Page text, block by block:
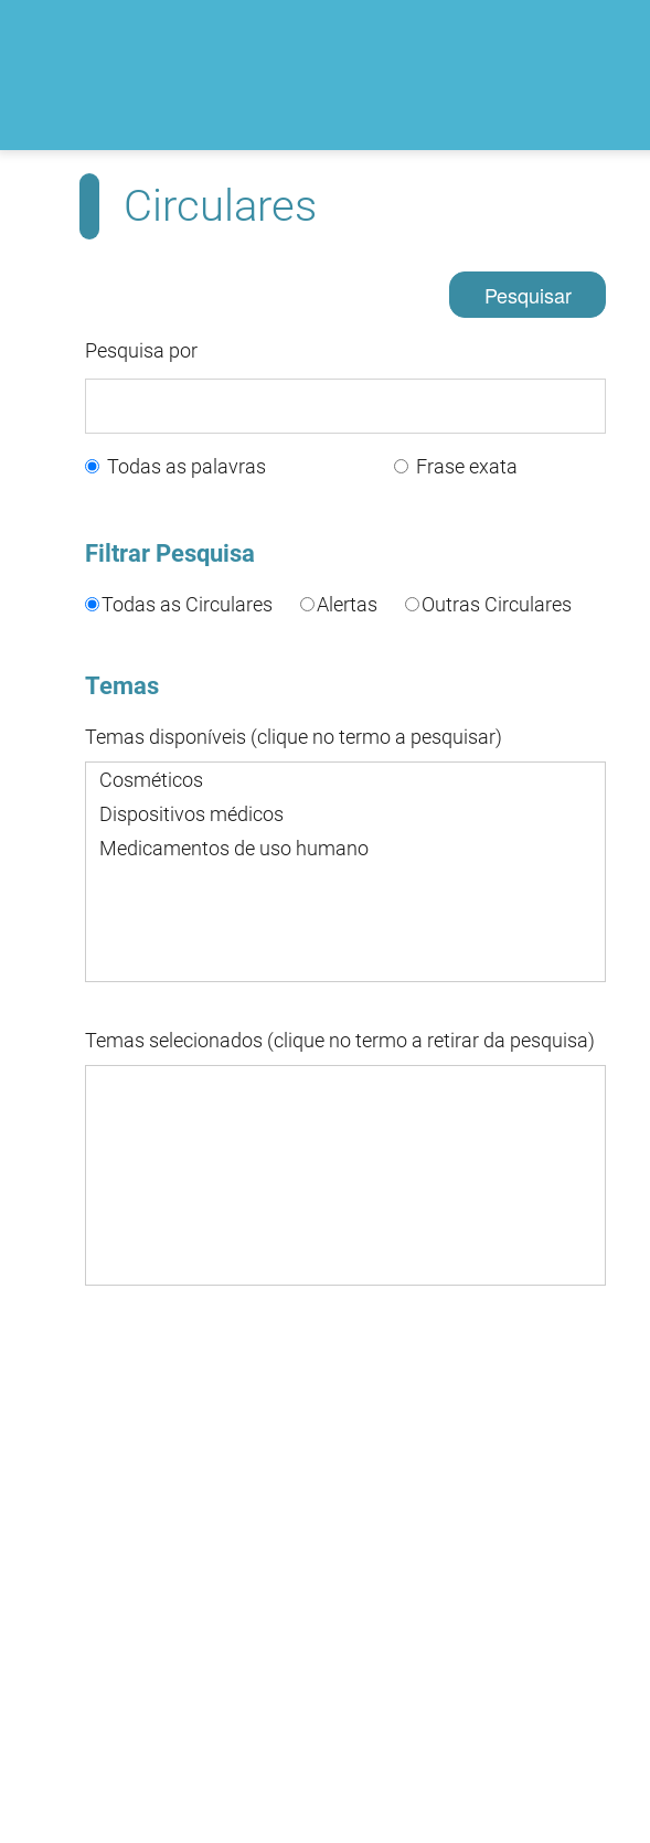
Circulares
Pesquisar
Pesquisa por
Todas as palavras Frase exata
Filtrar Pesquisa
Todas as Circulares Alertas Outras Circulares
Temas
Temas disponíveis (clique no termo a pesquisar)
Cosméticos
Dispositivos médicos
Medicamentos de uso humano
Temas selecionados (clique no termo a retirar da pesquisa)